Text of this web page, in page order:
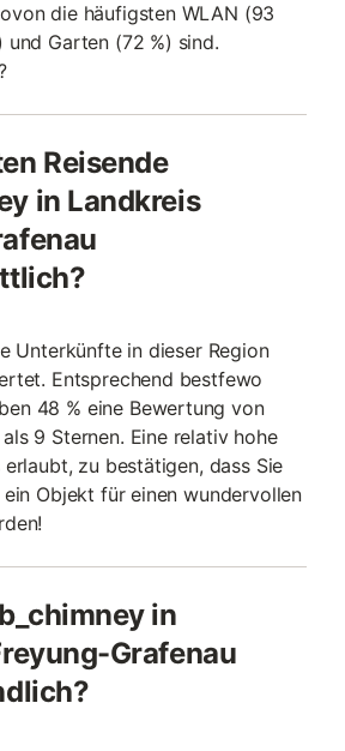
die häufigsten WLAN (93
und Garten (72 %) sind.
Reisende
in Landkreis
Unterkünfte in dieser Region
Entsprechend bestfewo
48 % eine Bewertung von
9 Sternen. Eine relativ hohe
erlaubt, zu bestätigen, dass Sie
Objekt für einen wundervollen
in
Grafenau